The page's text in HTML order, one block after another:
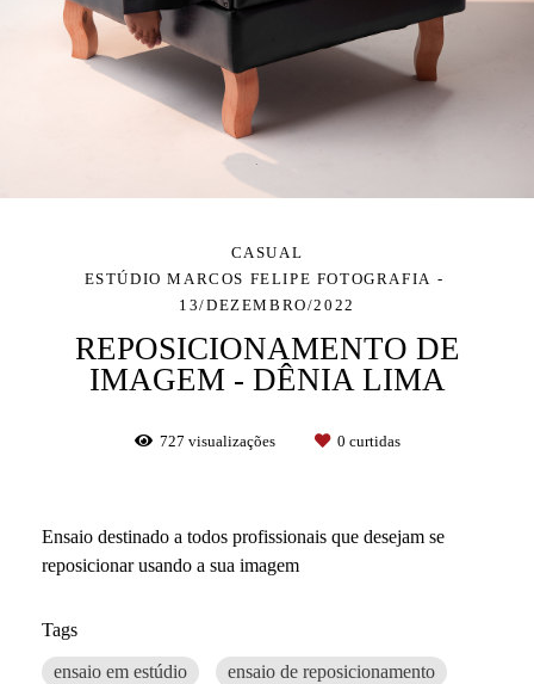
CASUAL
ESTÚDIO MARCOS FELIPE FOTOGRAFIA
13/DEZEMBRO/2022
REPOSICIONAMENTO DE
IMAGEM - DÊNIA LIMA
727 visualizações 0 curtidas
Ensaio destinado a todos profissionais que desejam se
reposicionar usando a sua imagem
Tags
ensaio em estúdio
ensaio de reposicionamento